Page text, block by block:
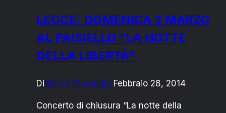
MANI
LECCE: DOMENICA 2 MARZO
AL PAISIELLO “LA NOTTE
DELLA LIBERTÀ”
DiMarco Marangio Febbraio 28, 2014
Concerto di chiusura “La notte della